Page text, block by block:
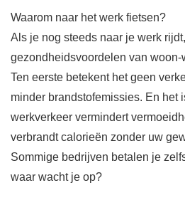
Waarom naar het werk fietsen?
Als je nog steeds naar je werk
gezondheidsvoordelen van woon-
Ten eerste betekent het geen
minder brandstofemissies. En het
werkverkeer vermindert
verbrandt calorieën zonder uw
Sommige bedrijven betalen je
waar wacht je op?